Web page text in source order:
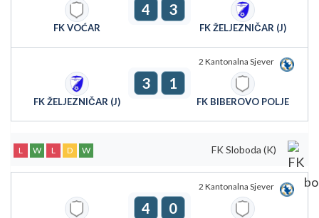
FK VOĆAR
4 3
FK ŽELJEZNIČAR (J)
2 Kantonalna Sjever
FK ŽELJEZNIČAR (J)
3 1
FK BIBEROVO POLJE
FK Sloboda (K)
L W L D W
2 Kantonalna Sjever
4 0